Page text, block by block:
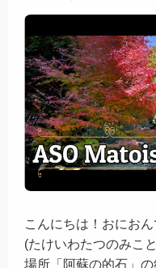
こんにちは！おにお
(たけいわたつのみこ
場所「阿蘇の的石」